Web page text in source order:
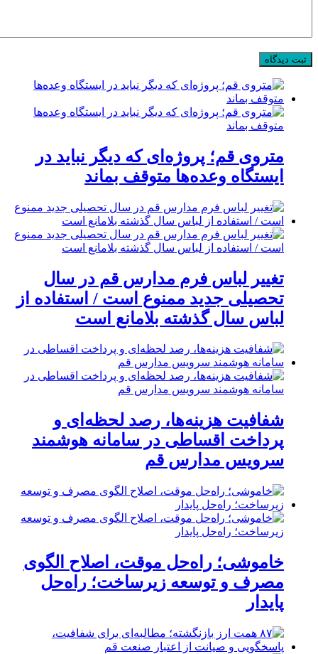
متروی قم؛ پروژه‌ای که دیگر نباید در
ایستگاه وعده‌ها متوقف بماند
تغییر لباس فرم مدارس قم در سال
تحصیلی جدید ممنوع است / استفاده از
لباس سال گذشته بلامانع است
شفافیت هزینه‌ها، رصد لحظه‌ای و
پرداخت اقساطی در سامانه هوشمند
سرویس مدارس قم
خاموشی؛ راه‌حل موقت، اصلاح الگوی
مصرف و توسعه زیرساخت؛ راه‌حل
پایدار